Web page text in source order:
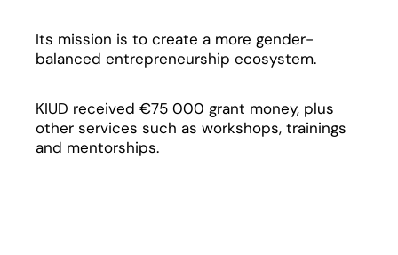
Its mission is to create a more gender-
balanced entrepreneurship ecosystem.
KIUD received €75 000 grant money, plus
other services such as workshops, trainings
and mentorships.